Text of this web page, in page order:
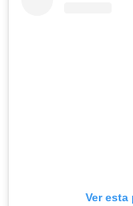
Ver